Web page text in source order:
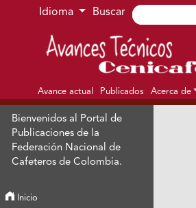
Ir al menú de navegación principal
Ir al contenido principal
Ir al pie de página del sitio
Idioma Buscar
Avance actual Publicados Acerca de
Bienvenidos al Portal de
Publicaciones de la
Federación Nacional de
Cafeteros de Colombia.
Inicio